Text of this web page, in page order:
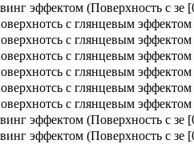
эффектом (Поверхность с зе
с глянцевым эффектом
с глянцевым эффектом
с глянцевым эффектом
с глянцевым эффектом
с глянцевым эффектом
с глянцевым эффектом
эффектом (Поверхность с зе
эффектом (Поверхность с зе